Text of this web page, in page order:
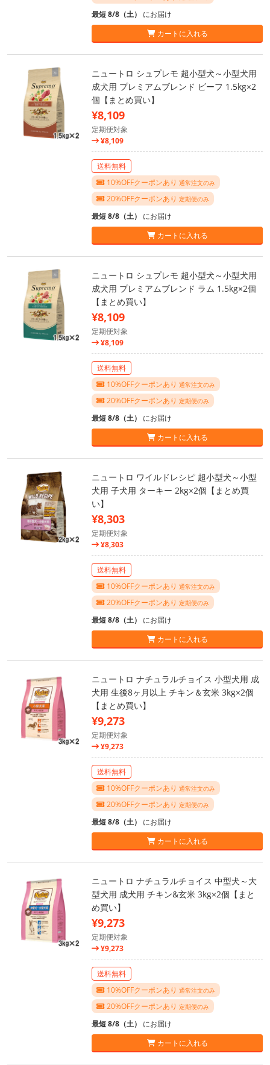
最短 8/8（土） にお届け
カートに入れる
ニュートロ シュプレモ 超小型犬～小型犬用
成犬用 プレミアムブレンド ビーフ 1.5kg×2
個【まとめ買い】
¥8,109
定期便対象
¥8,109
送料無料
10%OFFクーポンあり 通常注文のみ
20%OFFクーポンあり 定期便のみ
最短 8/8（土） にお届け
カートに入れる
ニュートロ シュプレモ 超小型犬～小型犬用
成犬用 プレミアムブレンド ラム 1.5kg×2個
【まとめ買い】
¥8,109
定期便対象
¥8,109
送料無料
10%OFFクーポンあり 通常注文のみ
20%OFFクーポンあり 定期便のみ
最短 8/8（土） にお届け
カートに入れる
ニュートロ ワイルドレシピ 超小型犬～小型
犬用 子犬用 ターキー 2kg×2個【まとめ買
い】
¥8,303
定期便対象
¥8,303
送料無料
10%OFFクーポンあり 通常注文のみ
20%OFFクーポンあり 定期便のみ
最短 8/8（土） にお届け
カートに入れる
ニュートロ ナチュラルチョイス 小型犬用 成
犬用 生後8ヶ月以上 チキン＆玄米 3kg×2個
【まとめ買い】
¥9,273
定期便対象
¥9,273
送料無料
10%OFFクーポンあり 通常注文のみ
20%OFFクーポンあり 定期便のみ
最短 8/8（土） にお届け
カートに入れる
ニュートロ ナチュラルチョイス 中型犬～大
型犬用 成犬用 チキン&玄米 3kg×2個【まと
め買い】
¥9,273
定期便対象
¥9,273
送料無料
10%OFFクーポンあり 通常注文のみ
20%OFFクーポンあり 定期便のみ
最短 8/8（土） にお届け
カートに入れる